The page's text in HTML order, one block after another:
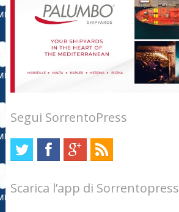
Segui SorrentoPress
Scarica l’app di Sorrentopress